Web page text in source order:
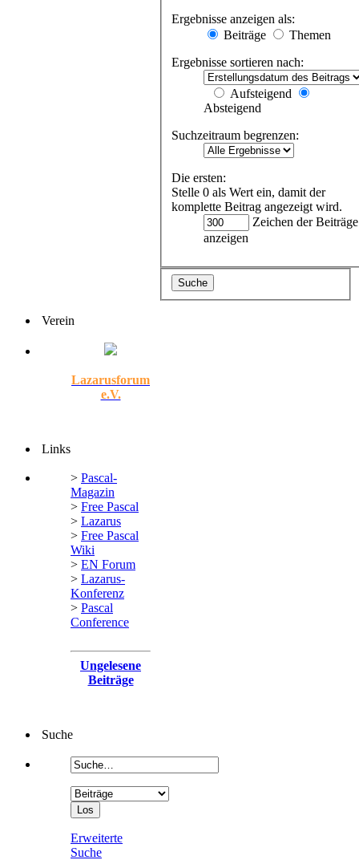
Ergebnisse anzeigen als:
Beiträge
Themen
Ergebnisse sortieren nach:
Aufsteigend
Absteigend
Suchzeitraum begrenzen:
Die ersten:
Stelle 0 als Wert ein, damit der
komplette Beitrag angezeigt wird.
Zeichen der Beiträge
anzeigen
Verein
Lazarusforum
e.V.
Links
> Pascal-
Magazin
> Free Pascal
> Lazarus
> Free Pascal
Wiki
> EN Forum
> Lazarus-
Konferenz
> Pascal
Conference
Ungelesene
Beiträge
Suche
Erweiterte
Suche